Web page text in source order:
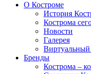
О Костроме
История
Кострома
Новости
Галерея
Виртуальный
Бренды
Кострома –